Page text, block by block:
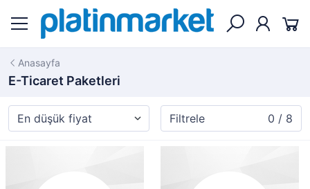
Anasayfa
E-Ticaret Paketleri
Filtrele 0 / 8